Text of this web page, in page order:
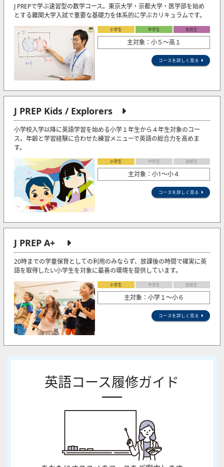
J PREPで学ぶ速習型の数学コース。東京大学・京都大学・医学部を始め
とする難関大学入試で重要な基礎力を体系的に学ぶカリキュラムです。
小学生 中学生 高校生
主対象：小５〜高１
コースを詳しく見る
J PREP Kids / Explorers
小学校入学以降に英語学習を始める小学１年生から４年生対象のコー
ス。年齢と学習経験に合わせた練習メニューで英語の総合力を高めま
す。
小学生 中学生 高校生
主対象：小1〜小４
コースを詳しく見る
J PREP A+
20時までの学童保育としての利用のみならず、放課後の時間で確実に英
語を取得したい小学生を対象に最善の環境を提供しています。
小学生 中学生 高校生
主対象：小学１～小６
コースを詳しく見る
英語コース履修ガイド